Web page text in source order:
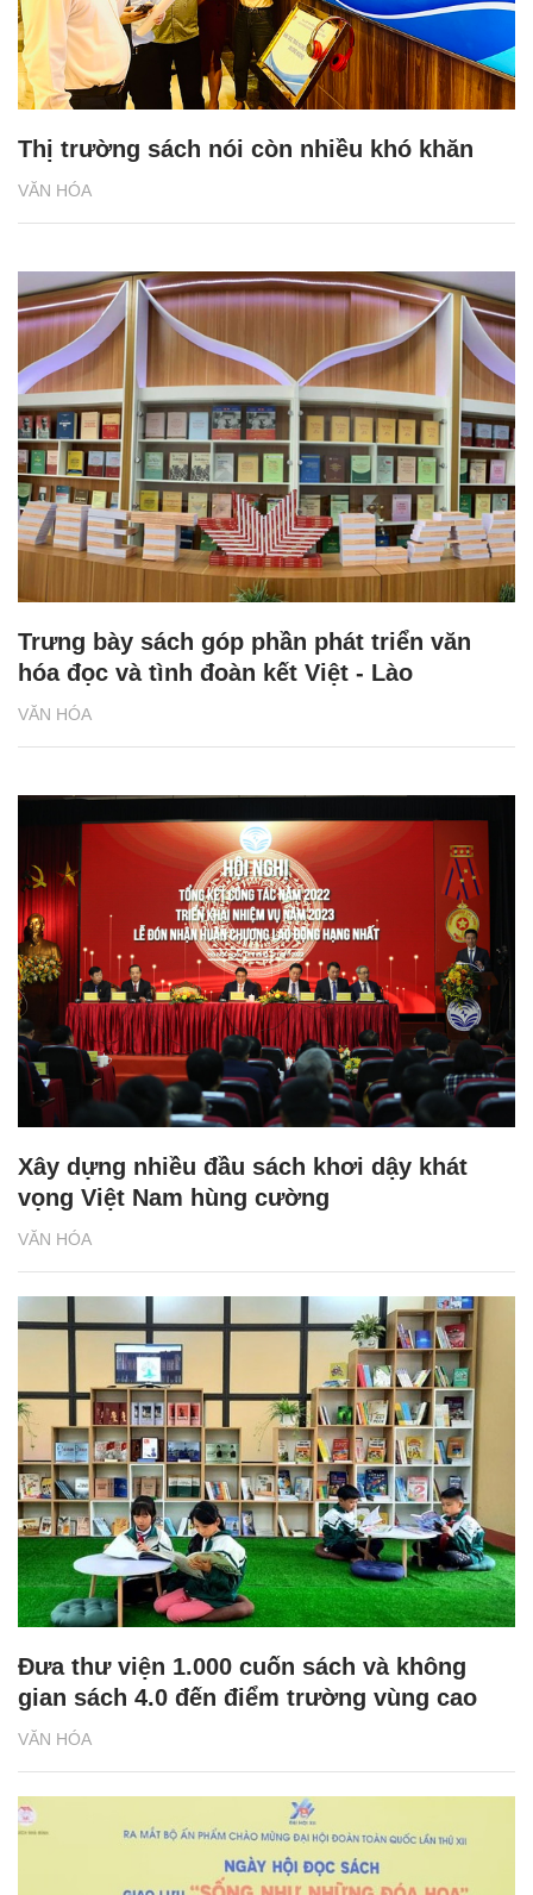
VĂN HÓA
Thị trường sách nói còn nhiều khó khăn
VĂN HÓA
Trưng bày sách góp phần phát triển văn
hóa đọc và tình đoàn kết Việt - Lào
VĂN HÓA
Xây dựng nhiều đầu sách khơi dậy khát
vọng Việt Nam hùng cường
VĂN HÓA
Đưa thư viện 1.000 cuốn sách và không
gian sách 4.0 đến điểm trường vùng cao